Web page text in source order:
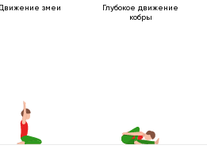
змеи
Глубокое движение
кобры